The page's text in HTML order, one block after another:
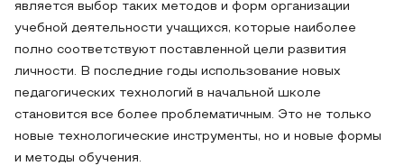
является выбор таких методов и форм организации
учебной деятельности учащихся, которые наиболее
полно соответствуют поставленной цели развития
личности. В последние годы использование новых
педагогических технологий в начальной школе
становится все более проблематичным. Это не только
новые технологические инструменты, но и новые формы
и методы обучения.